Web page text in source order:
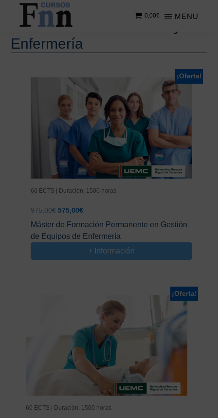
Saltar
contenido
principalFNN
en
MENU
0,00€
Máster FNN para
Profesionales Sanitarios y
Enfermería
¡Oferta!
60 ECTS | Duración: 1500 horas
975,00€ El
original
era:
575,00€El
precio
actual
es:
575,00€.
Máster de Formación Permanente en Gestión
de Equipos de Enfermería
+ Información
¡Oferta!
60 ECTS | Duración: 1500 horas